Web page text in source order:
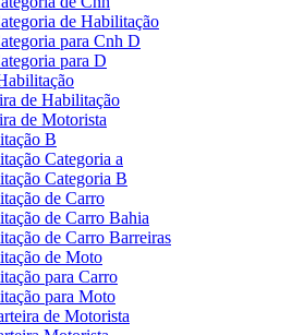
de Habilitação
para Cnh D
para D
de Habilitação
de Motorista
B
Categoria a
Categoria B
de Carro
de Carro Bahia
de Carro Barreiras
de Moto
para Carro
para Moto
de Motorista